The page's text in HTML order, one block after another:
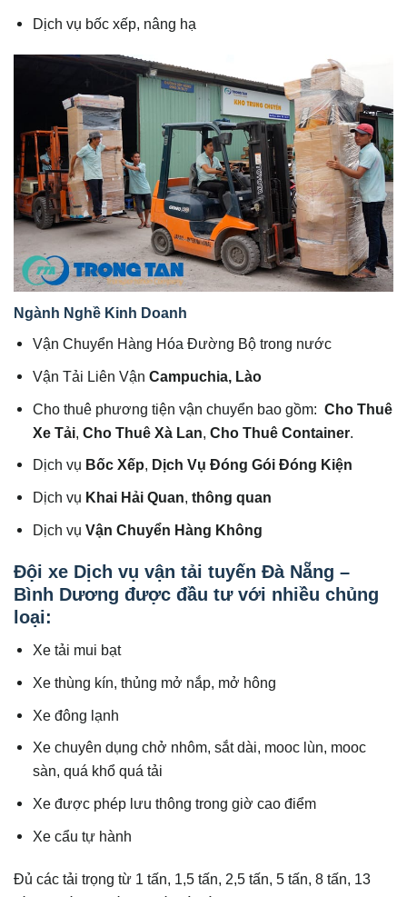
Dịch vụ bốc xếp, nâng hạ
Ngành Nghề Kinh Doanh
Vận Chuyển Hàng Hóa Đường Bộ trong nước
Vận Tải Liên VậnCampuchia, Lào
Cho thuê phương tiện vận chuyển bao gồm:Cho Thuê
Xe Tải,Cho Thuê Xà Lan,Cho Thuê Container.
Dịch vụ Bốc Xếp, Dịch Vụ Đóng Gói Đóng Kiện
Dịch vụ Khai Hải Quan,thông quan
Dịch vụVận Chuyển Hàng Không
Đội xe Dịch vụ vận tải tuyến Đà Nẵng –
Bình Dương được đầu tư với nhiều chủng
loại:
Xe tải mui bạt
Xe thùng kín, thủng mở nắp, mở hông
Xe đông lạnh
Xe chuyên dụng chở nhôm, sắt dài, mooc lùn, mooc
sàn, quá khổ quá tải
Xe được phép lưu thông trong giờ cao điểm
Xe cẩu tự hành
Đủ các tải trọng từ 1 tấn, 1,5 tấn, 2,5 tấn, 5 tấn, 8 tấn, 13